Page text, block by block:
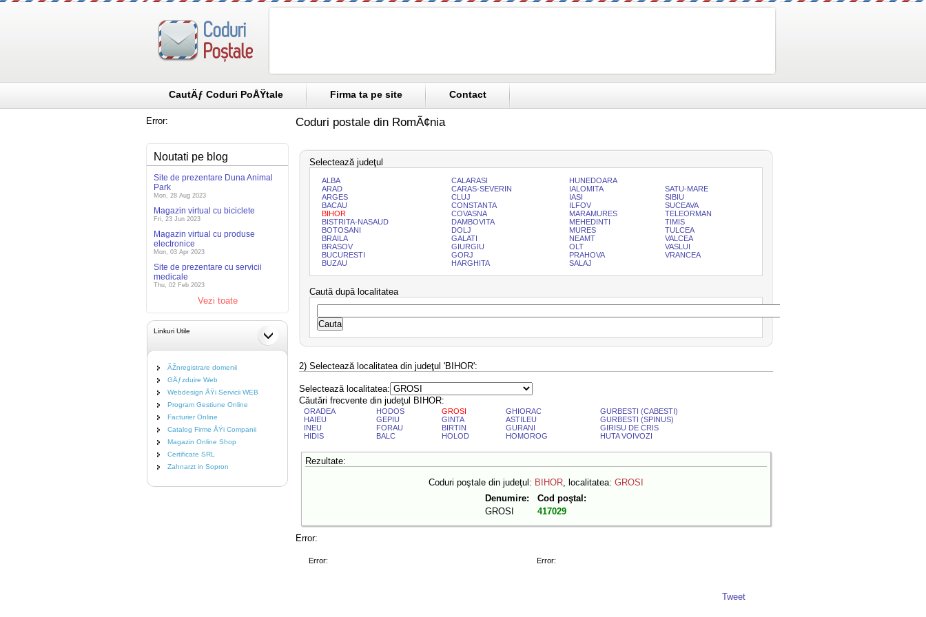
CautÄƒ Coduri PoÅŸtale Firma ta pe site Contact
Error:
Noutati pe blog
Site de prezentare Duna Animal
Park
Mon, 28 Aug 2023
Magazin virtual cu biciclete
Fri, 23 Jun 2023
Magazin virtual cu produse
electronice
Mon, 03 Apr 2023
Site de prezentare cu servicii
medicale
Thu, 02 Feb 2023
Vezi toate
Linkuri Utile
ÃŽnregistrare domenii
GÄƒzduire Web
Webdesign ÅŸi Servicii WEB
Program Gestiune Online
Facturier Online
Catalog Firme ÅŸi Companii
Magazin Online Shop
Certificate SRL
Zahnarzt in Sopron
Coduri postale din RomÃ¢nia
Selectează judeţul
ALBA
ARAD
ARGES
BACAU
BIHOR
BISTRITA-NASAUD
BOTOSANI
BRAILA
BRASOV
BUCURESTI
BUZAU
CALARASI
CARAS-SEVERIN
CLUJ
CONSTANTA
COVASNA
DAMBOVITA
DOLJ
GALATI
GIURGIU
GORJ
HARGHITA
HUNEDOARA
IALOMITA
IASI
ILFOV
MARAMURES
MEHEDINTI
MURES
NEAMT
OLT
PRAHOVA
SALAJ
SATU-MARE
SIBIU
SUCEAVA
TELEORMAN
TIMIS
TULCEA
VALCEA
VASLUI
VRANCEA
Caută după localitatea
2) Selectează localitatea din judeţul 'BIHOR':
Selectează localitatea:
Căutări frecvente din judeţul BIHOR:
ORADEA
HAIEU
INEU
HIDIS
HODOS
GEPIU
FORAU
BALC
GROSI
GINTA
BIRTIN
HOLOD
GHIORAC
ASTILEU
GURANI
HOMOROG
GURBESTI (CABESTI)
GURBESTI (SPINUS)
GIRISU DE CRIS
HUTA VOIVOZI
Rezultate:
Coduri poştale din judeţul: BIHOR, localitatea: GROSI
Denumire:
Cod poştal:
GROSI
417029
Error:
Error: Error:
Tweet